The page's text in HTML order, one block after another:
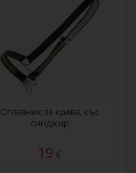
Оглавник за крава, със
синджир
19 €